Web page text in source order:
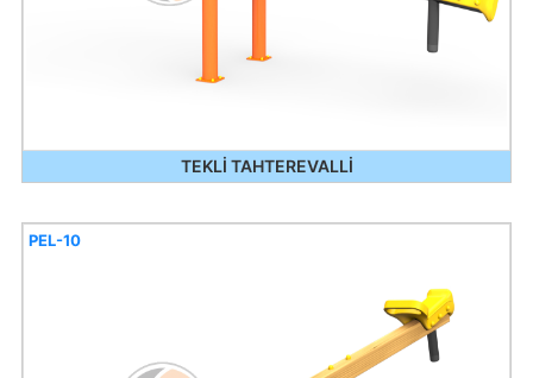
TEKLİ TAHTEREVALLİ
PEL-10